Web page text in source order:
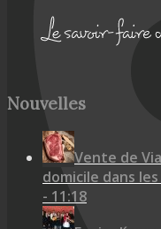
Nouvelles
Vente de
domicile dans
- 11:18